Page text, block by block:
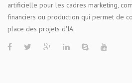
artificielle pour les cadres marketing,
financiers ou production qui permet de
place des projets d'IA.